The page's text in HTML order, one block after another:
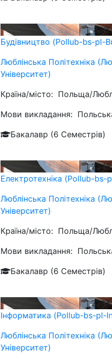
830
Будівництво (Pollub-bs-pl-
Люблiнська Політехніка
Університет)
Країна/місто: Польща/
Мови викладання:
Бакалавр (6 Семестрів)
2348
Електротехніка (Pollub-
Люблiнська Політехніка
Університет)
Країна/місто: Польща/
Мови викладання:
Бакалавр (6 Семестрів)
2784
Інформатика (Pollub-bs-pl-
Люблiнська Політехніка
Університет)